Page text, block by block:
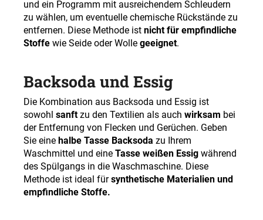
und ein Programm mit ausreichendem Schleudern
zu wählen, um eventuelle chemische Rückstände zu
entfernen. Diese Methode ist nicht für empfindliche
Stoffe wie Seide oder Wolle geeignet.
Backsoda und Essig
Die Kombination aus Backsoda und Essig ist
sowohl sanftzu den Textilien als auch wirksam bei
der Entfernung von Flecken und Gerüchen. Geben
Sie eine halbe Tasse Backsoda zu Ihrem
Waschmittel und eine Tasse weißen Essig während
des Spülgangs in die Waschmaschine. Diese
Methode ist ideal fürsynthetische Materialien und
empfindliche Stoffe.